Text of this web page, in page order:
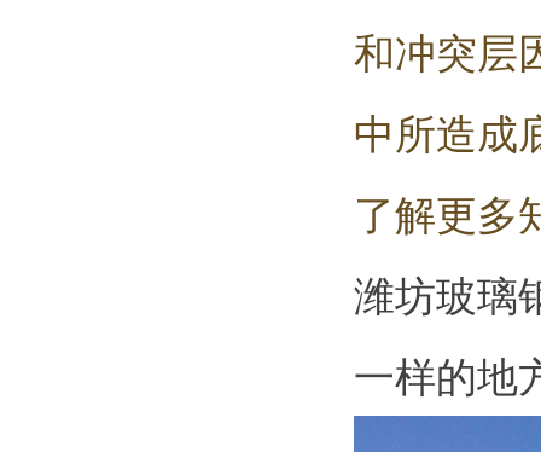
和冲突层
中所造成
了解更多
潍坊玻璃
一样的地